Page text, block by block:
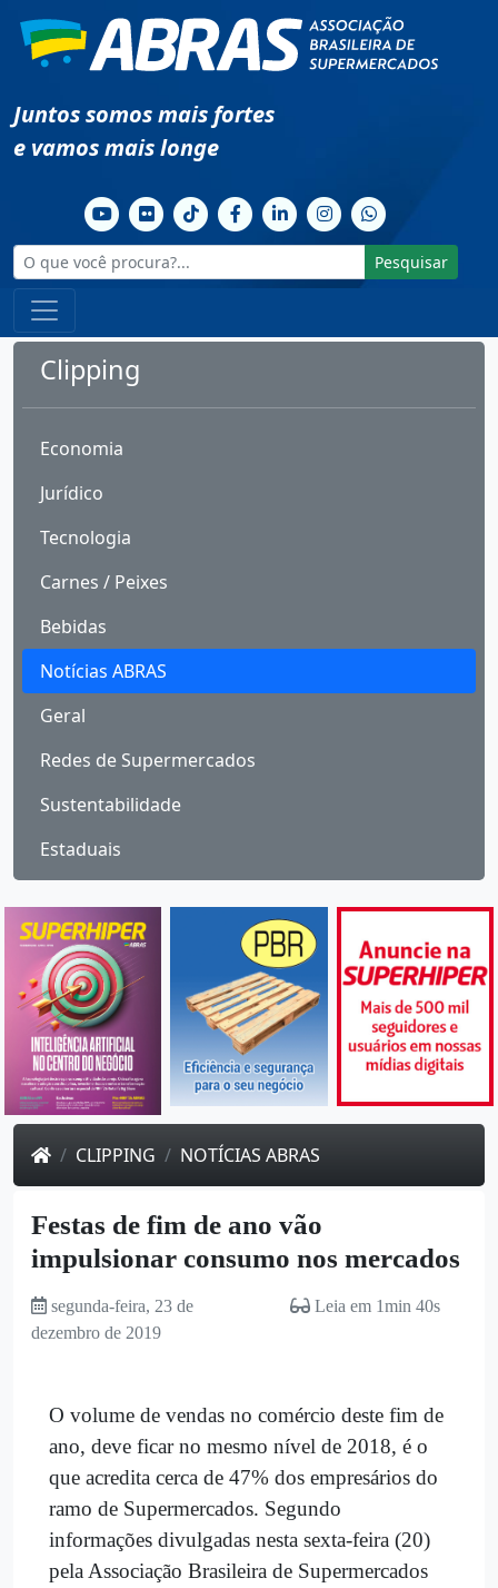
Juntos somos mais fortes
e vamos mais longe
Pesquisar
Clipping
Economia
Jurídico
Tecnologia
Carnes / Peixes
Bebidas
Notícias ABRAS
Geral
Redes de Supermercados
Sustentabilidade
Estaduais
CLIPPING NOTÍCIAS ABRAS
Festas de fim de ano vão
impulsionar consumo nos mercados
segunda-feira, 23 de
dezembro de 2019
Leia em 1min 40s
O volume de vendas no comércio deste fim de
ano, deve ficar no mesmo nível de 2018, é o
que acredita cerca de 47% dos empresários do
ramo de Supermercados. Segundo
informações divulgadas nesta sexta-feira (20)
pela Associação Brasileira de Supermercados